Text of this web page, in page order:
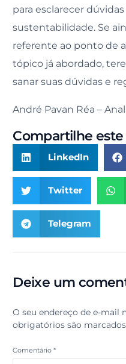
para esclarecer
sustentabilidade. Se
referente ao ponto de
tópico já abordado,
sanar suas dúvidas e
André Pavan Réa –
Compartilhe
LinkedIn
Twitter
Telegram
Deixe um
O seu endereço de e-mail
obrigatórios são
Comentário*